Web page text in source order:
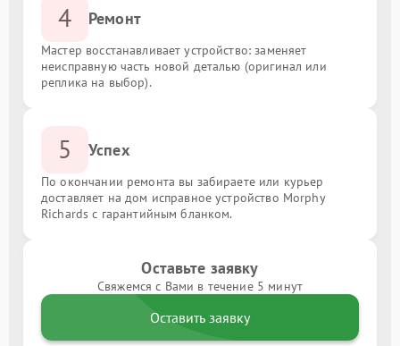
4 Ремонт
Мастер восстанавливает устройство: заменяет
неисправную часть новой деталью (оригинал или
реплика на выбор).
5 Успех
По окончании ремонта вы забираете или курьер
доставляет на дом исправное устройство Morphy
Richards с гарантийным бланком.
Оставьте заявку
Свяжемся с Вами в течение 5 минут
Оставить заявку